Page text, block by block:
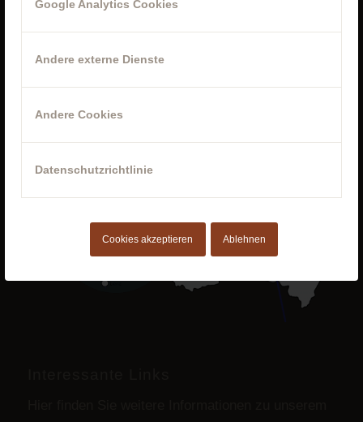
Google Analytics Cookies
Andere externe Dienste
Andere Cookies
Datenschutzrichtlinie
Cookies akzeptieren Ablehnen